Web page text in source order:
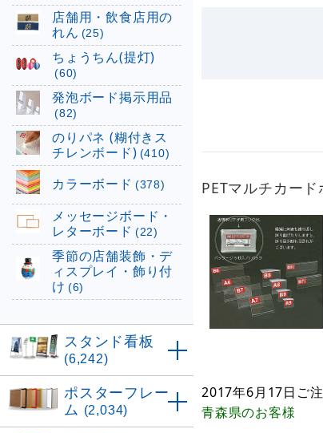
PETマルチカー
2017年6月17日 ご
青森県のお客様
店舗用・飲食店用の
れん (25)
ちょうちん(提灯)
(60)
発泡ボード掲示用品
(82)
のりパネ (糊付きス
チレンボード) (410)
カラーボード (378)
メッセージボード・
レターボード (22)
季節の店舗装飾・デ
ィスプレイ・飾り付
け (6)
スタンド看板
(6,242)
ポスターフレー
ム (2,034)